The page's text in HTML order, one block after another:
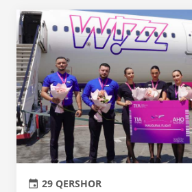
29 QERSHOR